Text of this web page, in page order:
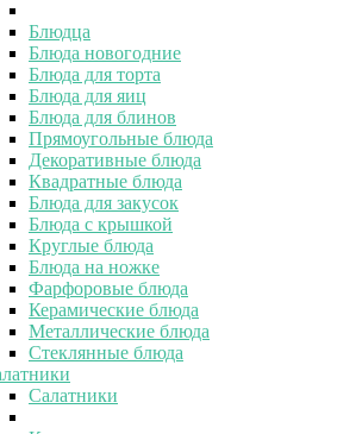
Блюдца
Блюда новогодние
Блюда для торта
Блюда для яиц
Блюда для блинов
Прямоугольные блюда
Декоративные блюда
Квадратные блюда
Блюда для закусок
Блюда с крышкой
Круглые блюда
Блюда на ножке
Фарфоровые блюда
Керамические блюда
Металлические блюда
Стеклянные блюда
Салатники